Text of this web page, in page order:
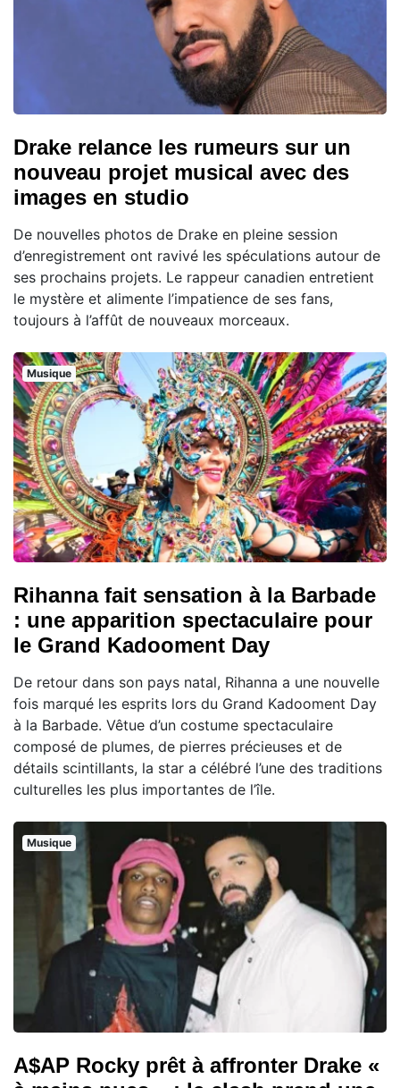
Drake relance les rumeurs sur un
nouveau projet musical avec des
images en studio
De nouvelles photos de Drake en pleine session
d’enregistrement ont ravivé les spéculations autour de
ses prochains projets. Le rappeur canadien entretient
le mystère et alimente l’impatience de ses fans,
toujours à l’affût de nouveaux morceaux.
Musique
Rihanna fait sensation à la Barbade
: une apparition spectaculaire pour
le Grand Kadooment Day
De retour dans son pays natal, Rihanna a une nouvelle
fois marqué les esprits lors du Grand Kadooment Day
à la Barbade. Vêtue d’un costume spectaculaire
composé de plumes, de pierres précieuses et de
détails scintillants, la star a célébré l’une des traditions
culturelles les plus importantes de l’île.
Musique
A$AP Rocky prêt à affronter Drake «